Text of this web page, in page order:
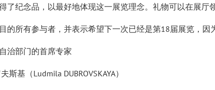
了纪念品，以最好地体现这一展览理念。礼物可以在展厅领
的所有参与者，并表示希望下一次已经是第18届展览，因
治部门的首席专家
斯基（Ludmila DUBROVSKAYA）